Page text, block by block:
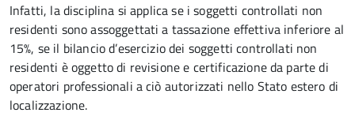
Infatti, la disciplina si applica se i soggetti controllati non
residenti sono assoggettati a tassazione effettiva inferiore al
15%, se il bilancio d’esercizio dei soggetti controllati non
residenti è oggetto di revisione e certificazione da parte di
operatori professionali a ciò autorizzati nello Stato estero di
localizzazione.